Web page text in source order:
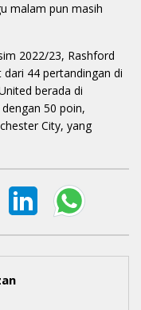
malam pun masih
2022/23, Rashford
44 pertandingan di
berada di
50 poin,
City, yang